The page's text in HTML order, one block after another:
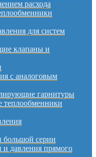
расхода
для систем
клапаны и
с аналоговым
гарнитуры
теплообменники
большой серии
и давления прямого